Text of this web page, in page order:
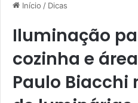
Início / Dicas
Iluminação
cozinha e
Paulo Biacchi